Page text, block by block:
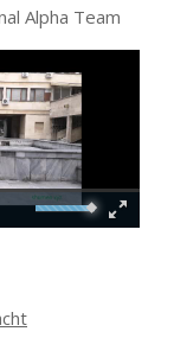
Alpha Team